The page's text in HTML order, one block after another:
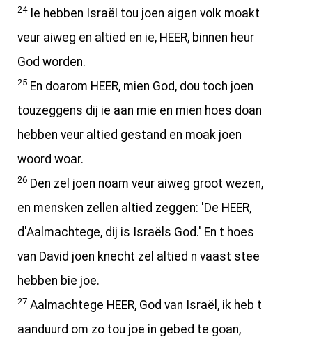
24Ie hebben Israël tou joen aigen volk moakt
veur aiweg en altied en ie, HEER, binnen heur
God worden.
25 En doarom HEER, mien God, dou toch joen
touzeggens dij ie aan mie en mien hoes doan
hebben veur altied gestand en moak joen
woord woar.
26 Den zel joen noam veur aiweg groot wezen,
en mensken zellen altied zeggen: 'De HEER,
d'Aalmachtege, dij is Israëls God.' En t hoes
van David joen knecht zel altied n vaast stee
hebben bie joe.
27 Aalmachtege HEER, God van Israël, ik heb t
aanduurd om zo tou joe in gebed te goan,